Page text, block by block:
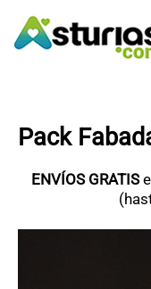
QUÉ
Pack
ENVÍOS GRATIS